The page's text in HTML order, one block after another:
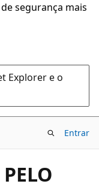
segurança mais
Explorer e o
Entrar